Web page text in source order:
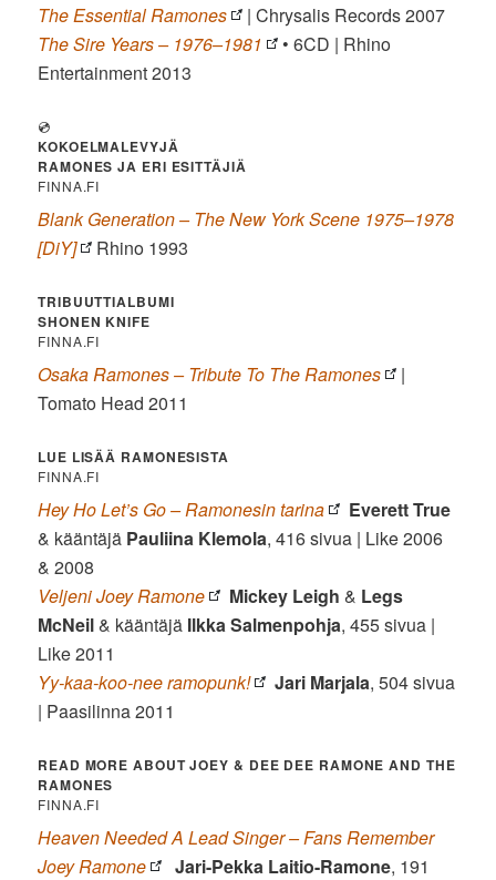
The Essential Ramones
| Chrysalis Records 2007
The Sire Years – 1976–1981
• 6CD | Rhino
Entertainment 2013
💿
KOKOELMALEVYJÄ
RAMONES JA ERI ESITTÄJIÄ
FINNA.FI
Blank Generation – The New York Scene 1975–1978
[DiY]
Rhino 1993
TRIBUUTTIALBUMI
SHONEN KNIFE
FINNA.FI
Osaka Ramones – Tribute To The Ramones
|
Tomato Head 2011
LUE LISÄÄ RAMONESISTA
FINNA.FI
Hey Ho Let’s Go – Ramonesin tarina
Everett True
& kääntäjä Pauliina Klemola, 416 sivua | Like 2006
& 2008
Veljeni Joey Ramone
Mickey Leigh & Legs
McNeil& kääntäjä Ilkka Salmenpohja, 455 sivua |
Like 2011
Yy-kaa-koo-nee ramopunk!
Jari Marjala, 504 sivua
| Paasilinna 2011
READ MORE ABOUT JOEY & DEE DEE RAMONE AND THE
RAMONES
FINNA.FI
Heaven Needed A Lead Singer – Fans Remember
Joey Ramone
Jari-Pekka Laitio-Ramone, 191